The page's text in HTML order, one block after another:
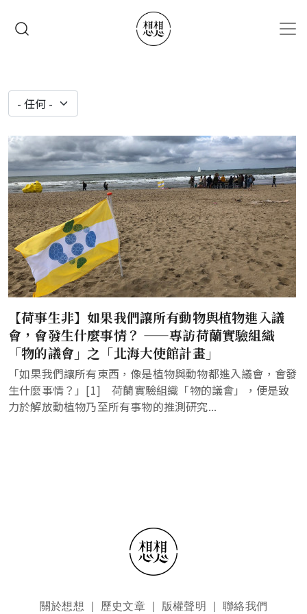
【荷事生非】如果我們讓所有動物與植物進入議
會，會發生什麼事情？ ——專訪荷蘭實驗組織
「物的議會」之「北海大使館計畫」
「如果我們讓所有東西，像是植物與動物都進入議會，會發
生什麼事情？」[1] 荷蘭實驗組織「物的議會」，便是致
力於解放動植物乃至所有事物的推測研究...
頁尾選單關於想想 歷史文章 版權聲明 聯絡我們